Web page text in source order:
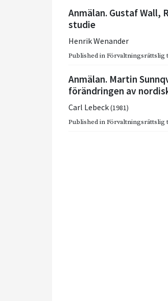
Anmälan. Gustaf
studie
Henrik Wenander
Published inFörvaltningsrättslig
Anmälan. Martin
förändringen av
Carl Lebeck(1981)
Published inFörvaltningsrättslig